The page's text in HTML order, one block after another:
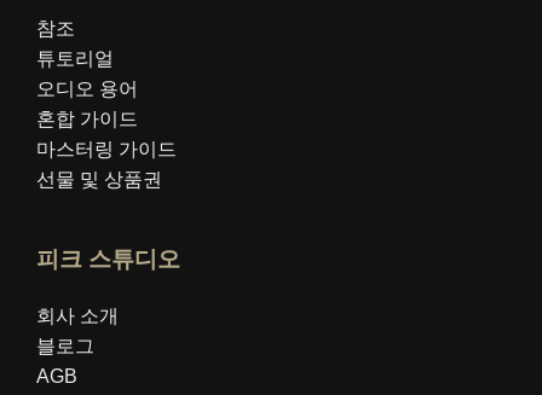
참조
튜토리얼
오디오 용어
혼합 가이드
마스터링 가이드
선물 및 상품권
피크 스튜디오
회사 소개
블로그
AGB